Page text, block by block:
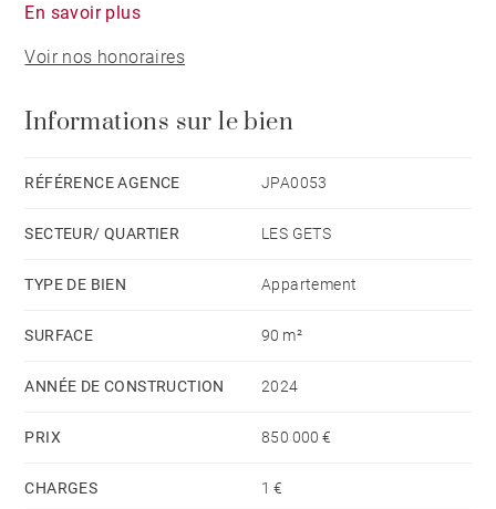
électroménager Siemens et Novy.
En savoir plus
Voir nos honoraires
Informations sur le bien
RÉFÉRENCE AGENCE JPA0053
SECTEUR/ QUARTIER LES GETS
TYPE DE BIEN Appartement
SURFACE 90 m²
ANNÉE DE CONSTRUCTION 2024
PRIX 850 000 €
CHARGES 1 €